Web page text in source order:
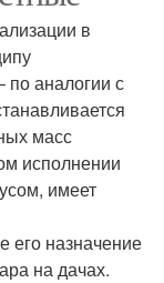
в
аналогии с
масс
исполнении
имеет
его назначение
на дачах.